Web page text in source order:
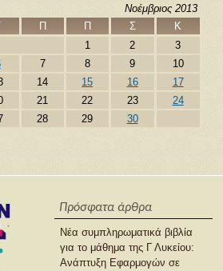
Νοέμβριος 2013
Π Π Σ
Κ
1
2
3
7 8 9
10
14 15 16
17
21 22 23
24
28 29 30
Πρόσφατα άρθρα
Νέα συμπληρωματικά βιβλία
για το μάθημα της Γ Λυκείου:
Ανάπτυξη Εφαρμογών σε